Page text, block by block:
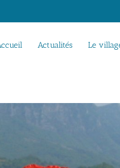
Actualités Le